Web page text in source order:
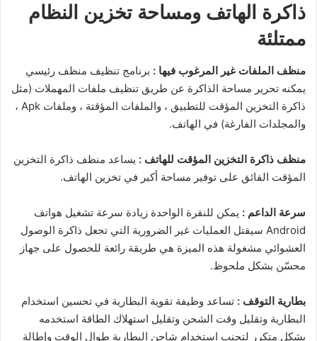
ذاكرة الهاتف ومساحة تخزين النظام
ممتلئة
منظف الملفات غير المرغوب فيها : برنامج تنظيف منظف رئيسي
يمكنه تحرير مساحة الذاكرة عن طريق تنظيف ملفات المهملات (مثل
ذاكرة التخزين المؤقت للتطبيق ، والملفات المؤقتة ، وملفات Apk ،
والمجلدات الفارغة) في الهاتف.
منظف ​​ذاكرة التخزين المؤقت للهاتف : يساعد منظف ذاكرة التخزين
المؤقت الفائق على توفير مساحة أكبر في تخزين الهاتف.
سرعة الداعم : يمكن للنقرة الواحدة زيادة سرعة تشغيل هواتف
Android سيقتل العمليات غير الضرورية التي تجعل ذاكرة الوصول
العشوائي مشغولة هذه الميزة هي طريقة رائعة للحصول على جهاز
محسّن بشكل ملحوظ.
بطارية التوقف : تساعد وظيفة تقوية البطارية في تحسين استخدام
البطارية وتقليل وقت الشحن وتقليل استهلاك الطاقة استخدمه
بشكل متكرر لتجنب استخدام شاحن البطارية طوال الوقت وإطالة